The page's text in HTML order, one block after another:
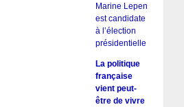
Marine Lepen
est candidate
à l’élection
présidentielle
La politique
française
vient peut-
être de vivre